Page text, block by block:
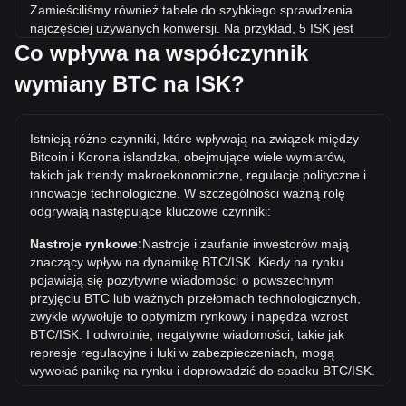
Zamieściliśmy również tabele do szybkiego sprawdzenia
najczęściej używanych konwersji. Na przykład, 5 ISK jest
równoważne 0.{6}6258 BTC, natomiast 5 BTC będzie
kosztować około 39,951,350.21ISK.
Jaka jest najwyższa cena BTC/ISK w historii?
Czas pokaże, czy wartość 1 BTC/ISK przekroczy obecny
rekord wszech czasów.
Jaki jest trend cenowy w ISK?
W ciągu ostatnich 7 dni kurs wymiany Bitcoin (BTC) spadł o
0.10%. W ciągu ostatniego miesiąca kurs wymiany Bitcoin
(BTC) wzrósł o 1.13% w stosunku do Korona islandzka
(ISK).
Co wpływa na współczynnik
wymiany BTC na ISK?
Istnieją różne czynniki, które wpływają na związek między
Bitcoin i Korona islandzka, obejmujące wiele wymiarów,
takich jak trendy makroekonomiczne, regulacje polityczne i
innowacje technologiczne. W szczególności ważną rolę
odgrywają następujące kluczowe czynniki:
Nastroje rynkowe:Nastroje i zaufanie inwestorów mają
znaczący wpływ na dynamikę BTC/ISK. Kiedy na rynku
pojawiają się pozytywne wiadomości o powszechnym
przyjęciu BTC lub ważnych przełomach technologicznych,
zwykle wywołuje to optymizm rynkowy i napędza wzrost
BTC/ISK. I odwrotnie, negatywne wiadomości, takie jak
represje regulacyjne i luki w zabezpieczeniach, mogą
wywołać panikę na rynku i doprowadzić do spadku BTC/ISK.